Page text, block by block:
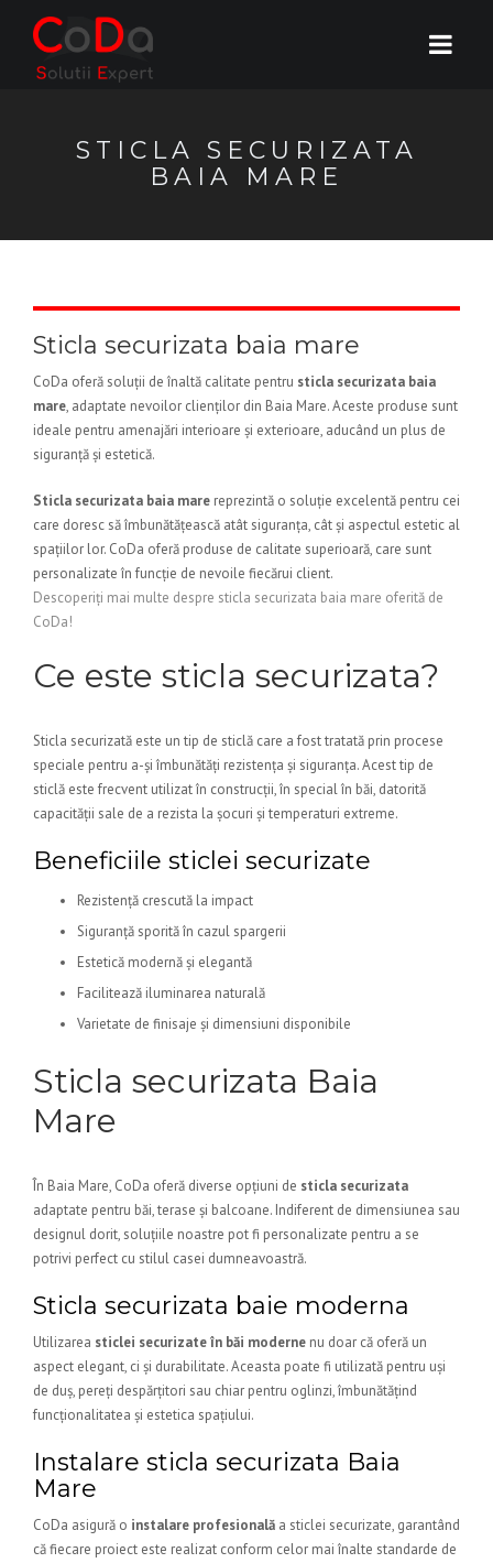
STICLA SECURIZATA
BAIA MARE
Sticla securizata baia mare
CoDa oferă soluții de înaltă calitate pentru sticla securizata baia
mare, adaptate nevoilor clienților din Baia Mare. Aceste produse sunt
ideale pentru amenajări interioare și exterioare, aducând un plus de
siguranță și estetică.
Sticla securizata baia mare reprezintă o soluție excelentă pentru cei
care doresc să îmbunătățească atât siguranța, cât și aspectul estetic al
spațiilor lor. CoDa oferă produse de calitate superioară, care sunt
personalizate în funcție de nevoile fiecărui client.
Descoperiți mai multe despre sticla securizata baia mare oferită de
CoDa!
Ce este sticla securizata?
Sticla securizată este un tip de sticlă care a fost tratată prin procese
speciale pentru a-și îmbunătăți rezistența și siguranța. Acest tip de
sticlă este frecvent utilizat în construcții, în special în băi, datorită
capacității sale de a rezista la șocuri și temperaturi extreme.
Beneficiile sticlei securizate
Rezistență crescută la impact
Siguranță sporită în cazul spargerii
Estetică modernă și elegantă
Facilitează iluminarea naturală
Varietate de finisaje și dimensiuni disponibile
Sticla securizata Baia
Mare
În Baia Mare, CoDa oferă diverse opțiuni de sticla securizata
adaptate pentru băi, terase și balcoane. Indiferent de dimensiunea sau
designul dorit, soluțiile noastre pot fi personalizate pentru a se
potrivi perfect cu stilul casei dumneavoastră.
Sticla securizata baie moderna
Utilizarea sticlei securizate în băi moderne nu doar că oferă un
aspect elegant, ci și durabilitate. Aceasta poate fi utilizată pentru uși
de duș, pereți despărțitori sau chiar pentru oglinzi, îmbunătățind
funcționalitatea și estetica spațiului.
Instalare sticla securizata Baia
Mare
CoDa asigură o instalare profesională a sticlei securizate, garantând
că fiecare proiect este realizat conform celor mai înalte standarde de